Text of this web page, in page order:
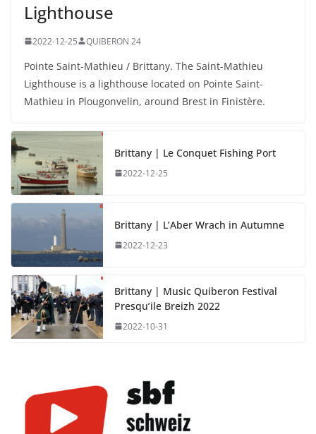
Lighthouse
2022-12-25 QUIBERON 24
Pointe Saint-Mathieu / Brittany. The Saint-Mathieu
Lighthouse is a lighthouse located on Pointe Saint-
Mathieu in Plougonvelin, around Brest in Finistère.
Brittany | Le Conquet Fishing Port
2022-12-25
Brittany | L’Aber Wrach in Autumne
2022-12-23
Brittany | Music Quiberon Festival
Presqu’ile Breizh 2022
2022-10-31